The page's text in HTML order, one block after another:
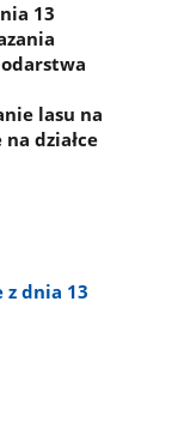
13
lasu na
działce
z dnia 13